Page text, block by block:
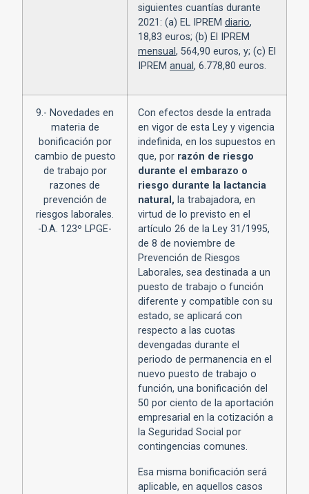
siguientes cuantías durante
2021: (a) EL IPREM diario,
18,83 euros; (b) El IPREM
mensual, 564,90 euros, y; (c) El
IPREM anual, 6.778,80 euros.
9.- Novedades en
materia de
bonificación por
cambio de puesto
de trabajo por
razones de
prevención de
riesgos laborales.
-D.A. 123º LPGE-
Con efectos desde la entrada
en vigor de esta Ley y vigencia
indefinida, en los supuestos en
que, por razón de riesgo
durante el embarazo o
riesgo durante la lactancia
natural, la trabajadora, en
virtud de lo previsto en el
artículo 26 de la Ley 31/1995,
de 8 de noviembre de
Prevención de Riesgos
Laborales, sea destinada a un
puesto de trabajo o función
diferente y compatible con su
estado, se aplicará con
respecto a las cuotas
devengadas durante el
periodo de permanencia en el
nuevo puesto de trabajo o
función, una bonificación del
50 por ciento de la aportación
empresarial en la cotización a
la Seguridad Social por
contingencias comunes.
Esa misma bonificación será
aplicable, en aquellos casos